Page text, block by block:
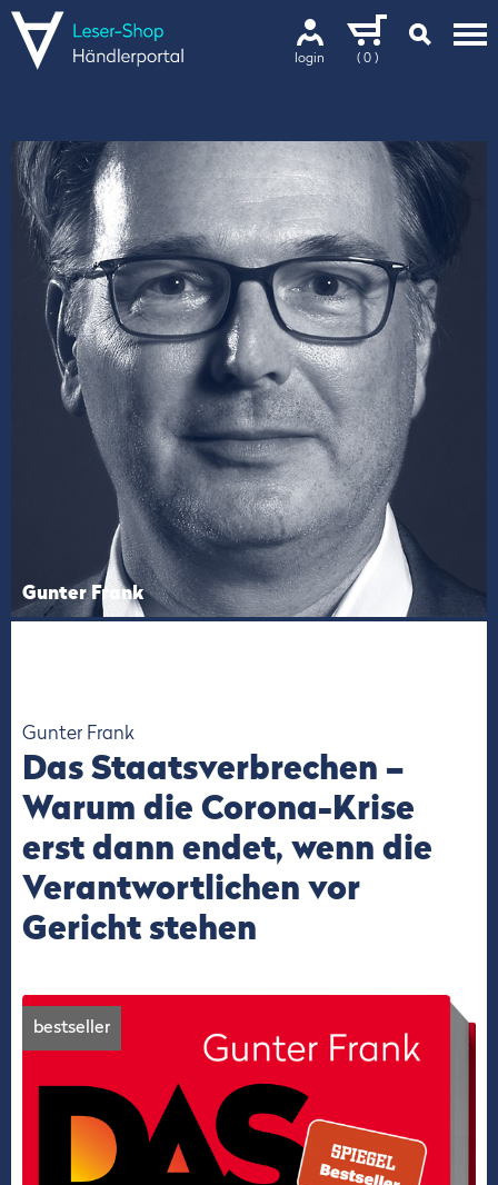
login ( 0 )
Gunter Frank
Gunter Frank
Das Staatsverbrechen –
Warum die Corona-Krise
erst dann endet, wenn die
Verantwortlichen vor
Gericht stehen
bestseller